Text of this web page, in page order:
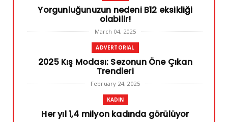
Yorgunluğunuzun nedeni B12 eksikliği
olabilir!
March 04, 2025
ADVERTORIAL
2025 Kış Modası: Sezonun Öne Çıkan
Trendleri
February 24, 2025
KADIN
Her yıl 1,4 milyon kadında görülüyor